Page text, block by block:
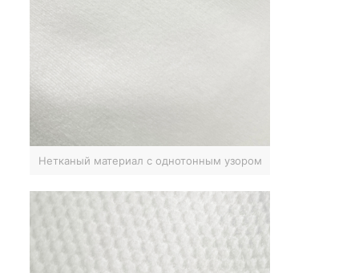
Нетканый материал с однотонным узором